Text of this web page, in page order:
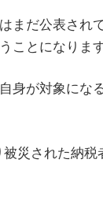
だ公表され
ことになります
身が対象にな
災された納